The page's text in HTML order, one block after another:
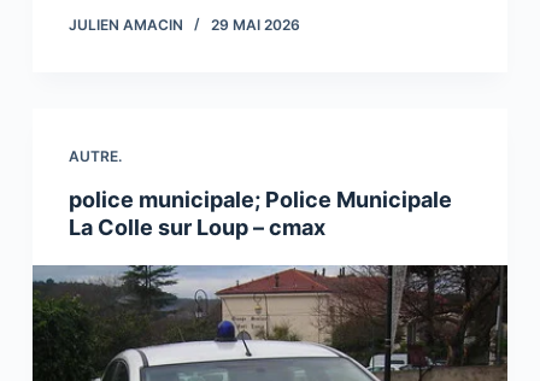
JULIEN AMACIN 29 MAI 2026
AUTRE.
police municipale; Police Municipale
La Colle sur Loup – cmax